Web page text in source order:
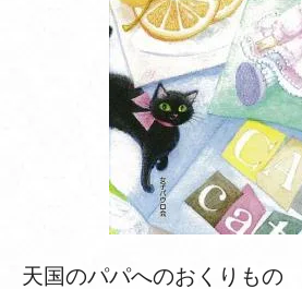
天国のパパへのおくりもの